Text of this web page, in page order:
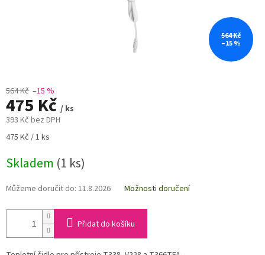
564 Kč
–15 %
564 Kč –15 %
475 Kč / ks
393 Kč bez DPH
Měrná
475 Kč / 1 ks
Skladem (1 ks)
Můžeme doručit do: 11.8.2026 Možnosti doručení
Přidat do košíku